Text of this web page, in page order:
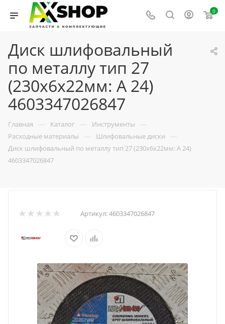
0
Диск шлифовальный
по металлу тип 27
(230х6х22мм: A 24)
4603347026847
Главная — Каталог — Инструменты —
Расходные материалы — Шлифовальные диски —
Диск шлифовальный по металлу тип 27 (230х6х22мм: A 24)
4603347026847
Артикул:4603347026847